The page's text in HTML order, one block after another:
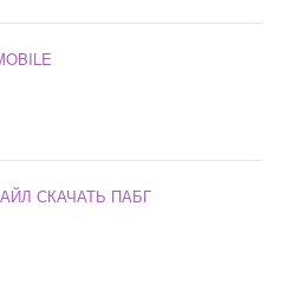
СКАЧАТЬ ПАБГ